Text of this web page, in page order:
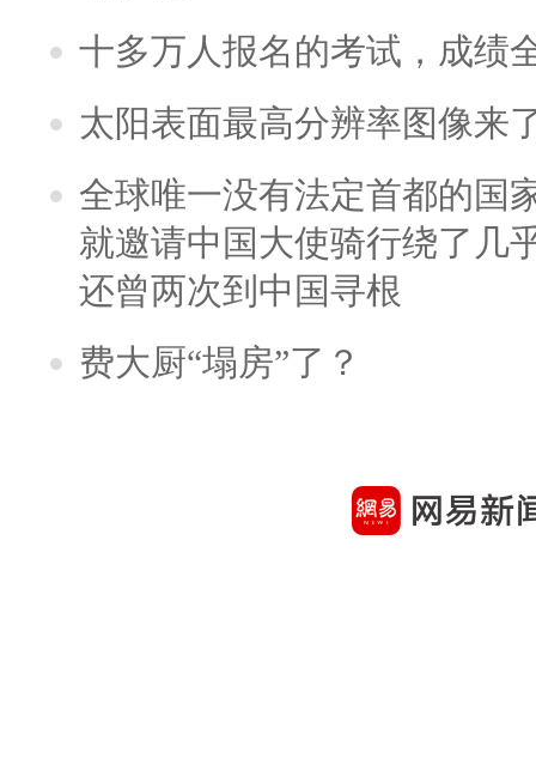
十多万人报名的考试，成绩
太阳表面最高分辨率图像来
全球唯一没有法定首都的国
就邀请中国大使骑行绕了几
还曾两次到中国寻根
费大厨“塌房”了？